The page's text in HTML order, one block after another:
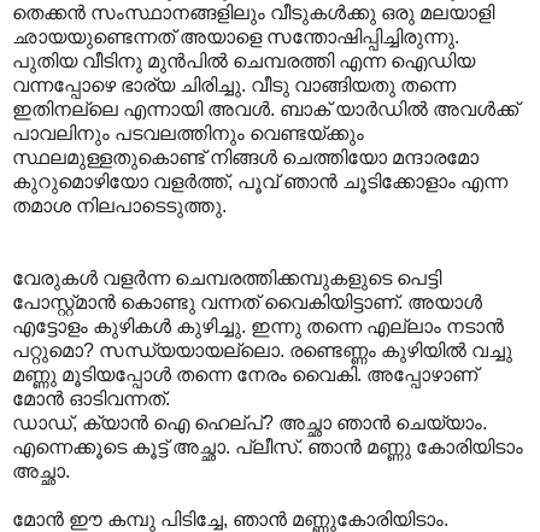
തെക്കന്‍ സംസ്ഥാനങ്ങളിലും വീടുകള്‍ക്കു ഒരു മലയാളി
ഛായയുണ്ടെന്നത് അയാളെ സന്തോഷിപ്പിച്ചിരുന്നു.
പുതിയ വീടിനു മുന്‍പില്‍ ചെമ്പരത്തി എന്ന ഐഡിയ
വന്നപ്പോഴെ ഭാര്യ ചിരിച്ചു. വീടു വാങ്ങിയതു തന്നെ
ഇതിനല്ലെ എന്നായി അവള്‍. ബാക് യാര്‍ഡില്‍ അവള്‍ക്ക്
പാവലിനും പടവലത്തിനും വെണ്ടയ്ക്കും
സ്ഥലമുള്ളതുകൊണ്ട് നിങ്ങള്‍ ചെത്തിയോ മന്ദാരമോ
കുറുമൊഴിയോ വളര്‍ത്ത്, പൂവ് ഞാന്‍ ചൂടിക്കോളാം എന്ന
തമാശ നിലപാടെടുത്തു.
വേരുകള്‍ വളര്‍ന്ന ചെമ്പരത്തിക്കമ്പുകളുടെ പെട്ടി
പോസ്റ്റ്മാന്‍ കൊണ്ടു വന്നത് വൈകിയിട്ടാണ്. അയാ‍ള്‍
എട്ടോളം കുഴികള്‍ കുഴിച്ചു. ഇന്നു തന്നെ എല്ലാം നടാന്‍
പറ്റുമൊ? സന്ധ്യയായല്ലൊ. രണ്ടെണ്ണം കുഴിയില്‍ വച്ചു
മണ്ണു മൂടിയപ്പോള്‍ തന്നെ നേരം വൈകി. അപ്പോഴാണ്
മോന്‍ ഓടിവന്നത്.
ഡാഡ്, ക്യാന്‍ ഐ ഹെല്പ്? അച്ഛാ ഞാന്‍ ചെയ്യാം.
എന്നെക്കൂടെ കൂട്ട് അച്ഛാ. പ്ലീസ്. ഞാന്‍ മണ്ണു കോരിയിടാം
അച്ഛാ.
മോന്‍ ഈ കമ്പു പിടിച്ചേ, ഞാന്‍ മണ്ണുകോരിയിടാം.